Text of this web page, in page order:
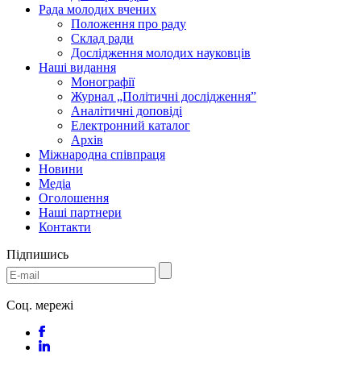
Рада молодих вчених
Положення про раду
Склад ради
Дослідження молодих науковців
Наші видання
Монографії
Журнал „Політичні дослідження”
Аналітичні доповіді
Електронний каталог
Архів
Міжнародна співпраця
Новини
Медіa
Оголошення
Наші партнери
Контакти
Підпишись
Соц. мережі